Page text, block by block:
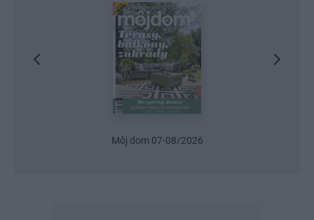
Môj dom 07-08/2026